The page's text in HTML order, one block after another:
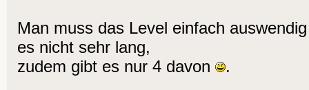
Man muss das Level einfach
es nicht sehr lang,
zudem gibt es nur 4 davon
.